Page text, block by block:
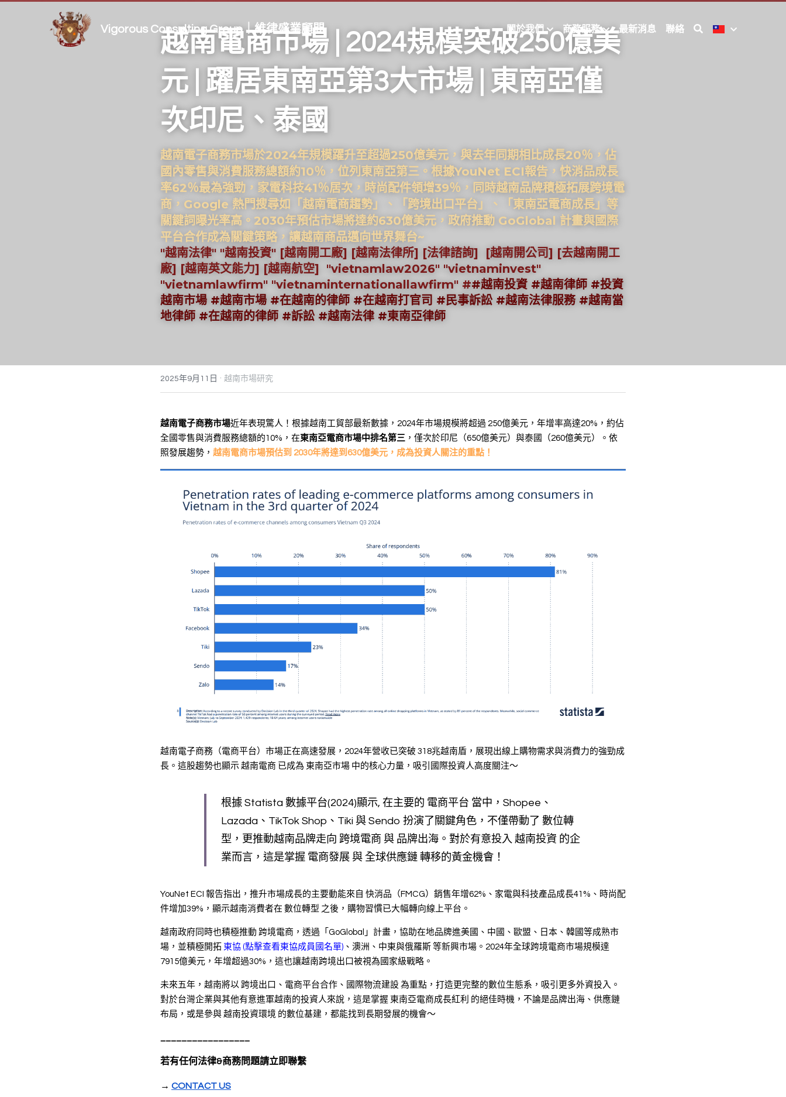
Vigorous Consulting Group｜維律盛業顧問 關於我們 商務服務 最新消息 聯絡
越南電商市場 | 2024規模突破250億美
元 | 躍居東南亞第3大市場 | 東南亞僅
次印尼、泰國
越南電子商務市場於2024年規模躍升至超過250億美元，與去年同期相比成長20％，佔
國內零售與消費服務總額約10％，位列東南亞第三。根據YouNet ECI報告，快消品成長
率62％最為強勁，家電科技41％居次，時尚配件領增39％，同時越南品牌積極拓展跨境電
商，Google 熱門搜尋如「越南電商趨勢」、「跨境出口平台」、「東南亞電商成長」等
關鍵詞曝光率高。2030年預估市場將達約630億美元，政府推動 GoGlobal 計畫與國際
平台合作成為關鍵策略，讓越南商品邁向世界舞台~
"越南法律" "越南投資" [越南開工廠] [越南法律所] [法律諮詢]  [越南開公司] [去越南開工
廠] [越南英文能力] [越南航空]  "vietnamlaw2026" "vietnaminvest"
"vietnamlawfirm" "vietnaminternationallawfirm" ##越南投資 #越南律師 #投資
越南市場 #越南市場 #在越南的律師 #在越南打官司 #民事訴訟 #越南法律服務 #越南當
地律師 #在越南的律師 #訴訟 #越南法律 #東南亞律師
2025年9月11日 · 越南市場研究
越南電子商務市場近年表現驚人！根據越南工貿部最新數據，2024年市場規模將超過 250億美元，年增率高達20%，約佔
全國零售與消費服務總額的10%，在東南亞電商市場中排名第三 ，僅次於印尼（650億美元）與泰國（260億美元）。依
照發展趨勢， 越南電商市場預估到 2030年將達到630億美元，成為投資人關注的重點！
越南電子商務（電商平台）市場正在高速發展，2024年營收已突破 318兆越南盾，展現出線上購物需求與消費力的強勁成
長。這股趨勢也顯示 越南電商 已成為 東南亞市場 中的核心力量，吸引國際投資人高度關注～
根據 Statista 數據平台(2024)顯示, 在主要的 電商平台 當中，Shopee、
Lazada、TikTok Shop、Tiki 與 Sendo 扮演了關鍵角色，不僅帶動了 數位轉
型，更推動越南品牌走向 跨境電商 與 品牌出海。對於有意投入 越南投資 的企
業而言，這是掌握 電商發展 與 全球供應鏈 轉移的黃金機會！
YouNet ECI 報告指出，推升市場成長的主要動能來自 快消品（FMCG）銷售年增62%、家電與科技產品成長41%、時尚配
件增加39%，顯示越南消費者在 數位轉型 之後，購物習慣已大幅轉向線上平台。
越南政府同時也積極推動 跨境電商，透過「GoGlobal」計畫，協助在地品牌進美國、中國、歐盟、日本、韓國等成熟市
場，並積極開拓 東協 (點擊查看東協成員國名單) 、澳洲、中東與俄羅斯 等新興市場。2024年全球跨境電商市場規模達
7915億美元，年增超過30%，這也讓越南跨境出口被視為國家級戰略。
未來五年，越南將以 跨境出口、電商平台合作、國際物流建設 為重點，打造更完整的數位生態系，吸引更多外資投入。
對於台灣企業與其他有意進軍越南的投資人來說，這是掌握 東南亞電商成長紅利 的絕佳時機，不論是品牌出海、供應鏈
布局，或是參與 越南投資環境 的數位基建，都能找到長期發展的機會～
若有任何法律&商務問題請立即聯繫
→ CONTACT US